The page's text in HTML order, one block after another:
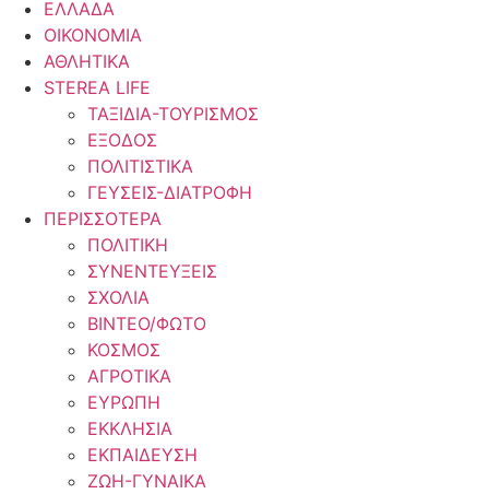
ΕΛΛΑΔΑ
ΟΙΚΟΝΟΜΙΑ
ΑΘΛΗΤΙΚΑ
STEREA LIFE
ΤΑΞΙΔΙΑ-ΤΟΥΡΙΣΜΟΣ
ΕΞΟΔΟΣ
ΠΟΛΙΤΙΣΤΙΚΑ
ΓΕΥΣΕΙΣ-ΔΙΑΤΡΟΦΗ
ΠΕΡΙΣΣΟΤΕΡΑ
ΠΟΛΙΤΙΚΗ
ΣΥΝΕΝΤΕΥΞΕΙΣ
ΣΧΟΛΙΑ
ΒΙΝΤΕΟ/ΦΩΤΟ
ΚΟΣΜΟΣ
ΑΓΡΟΤΙΚΑ
ΕΥΡΩΠΗ
ΕΚΚΛΗΣΙΑ
ΕΚΠΑΙΔΕΥΣΗ
ΖΩΗ-ΓΥΝΑΙΚΑ